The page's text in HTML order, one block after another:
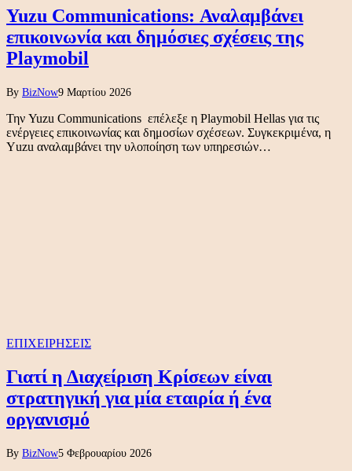
Yuzu Communications: Αναλαμβάνει
επικοινωνία και δημόσιες σχέσεις της
Playmobil
By BizNow9 Μαρτίου 2026
Την Yuzu Communications επέλεξε η Playmobil Hellas για τις
ενέργειες επικοινωνίας και δημοσίων σχέσεων. Συγκεκριμένα, η
Υuzu αναλαμβάνει την υλοποίηση των υπηρεσιών…
ΕΠΙΧΕΙΡΗΣΕΙΣ
Γιατί η Διαχείριση Κρίσεων είναι
στρατηγική για μία εταιρία ή ένα
οργανισμό
By BizNow5 Φεβρουαρίου 2026